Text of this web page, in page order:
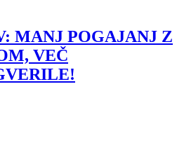
MANJ POGAJANJ Z
VEČ